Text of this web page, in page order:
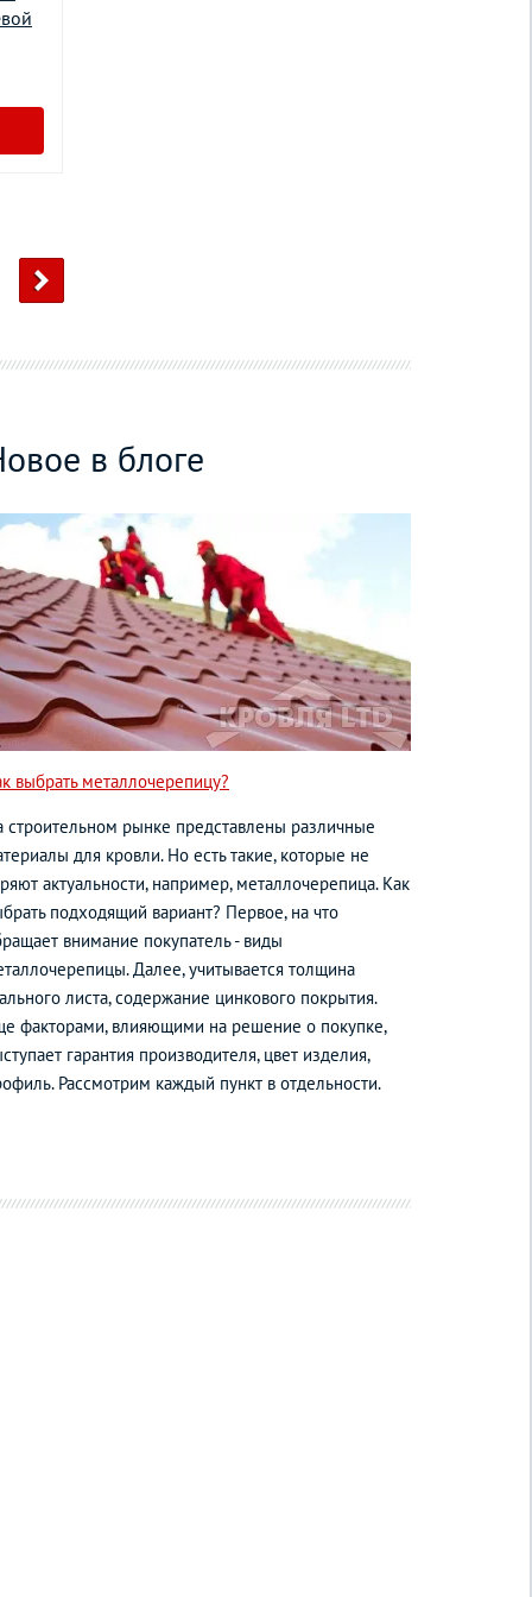
в блоге
выбрать металлочерепицу?
строительном рынке представлены различные
для кровли. Но есть такие, которые не
актуальности, например, металлочерепица. Как
подходящий вариант? Первое, на что
внимание покупатель - виды
Далее, учитывается толщина
листа, содержание цинкового покрытия.
факторами, влияющими на решение о покупке,
гарантия производителя, цвет изделия,
Рассмотрим каждый пункт в отдельности.